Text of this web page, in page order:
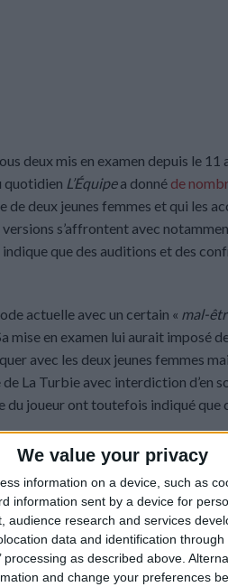
We value your privacy
information on a device, such as
information sent by a device for
research and services
data and identification
as described above.
and change your preferences
deux mis en examen depuis le 11
quotidien L’Équipea donné de
deux jeunes femmes et qui les
s’affrontent avec
indique que des auditions et des
actuelle avec un certain « mal-
mise en examen lui aurait imposé
avec les deux jeunes femmes
La Turbie avec interdiction d’en
du joueur ont toutefois indiqué que